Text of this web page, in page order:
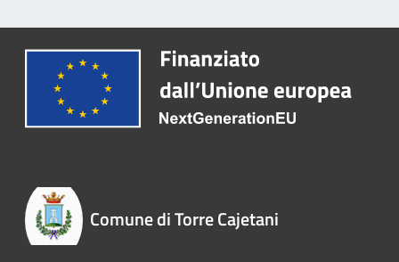
Comune di Torre Cajetani